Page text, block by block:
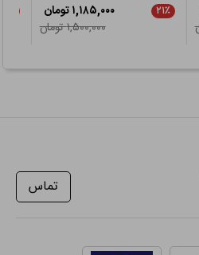
۲۱٪
۱,۱۸۵,۰۰۰ تومان
۱,۵۰۰,۰۰۰ تومان
تماس